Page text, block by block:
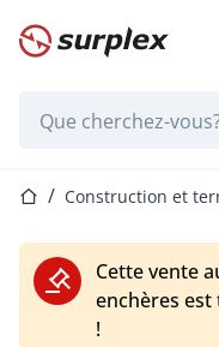
Page d'accueil
Page d'accueil
Construction et
Cette vente
enchères
!